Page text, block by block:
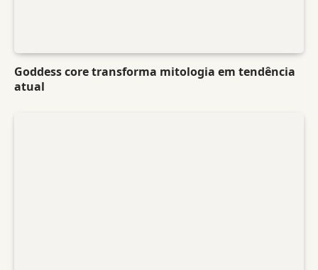
Goddess core transforma mitologia em tendência
atual